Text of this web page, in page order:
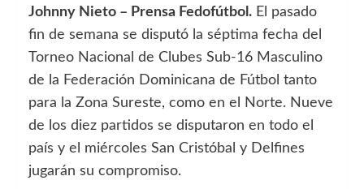
Johnny Nieto – Prensa Fedofútbol. El pasado
fin de semana se disputó la séptima fecha del
Torneo Nacional de Clubes Sub-16 Masculino
de la Federación Dominicana de Fútbol tanto
para la Zona Sureste, como en el Norte. Nueve
de los diez partidos se disputaron en todo el
país y el miércoles San Cristóbal y Delfines
jugarán su compromiso.